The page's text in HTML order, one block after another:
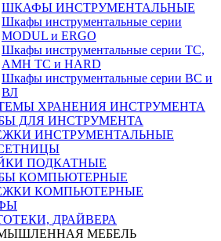
ШКАФЫ ИНСТРУМЕНТАЛЬНЫЕ
Шкафы инструментальные серии
MODUL и ERGO
Шкафы инструментальные серии ТС,
АМН ТС и HARD
Шкафы инструментальные серии ВС и
ВЛ
ХРАНЕНИЯ ИНСТРУМЕНТА
ДЛЯ ИНСТРУМЕНТА
ИНСТРУМЕНТАЛЬНЫЕ
ПОДКАТНЫЕ
КОМПЬЮТЕРНЫЕ
КОМПЬЮТЕРНЫЕ
ДРАЙВЕРА
МЕБЕЛЬ